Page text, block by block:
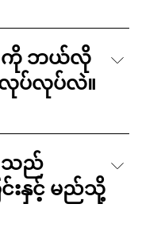
ကို ဘယ်လို
ပ်လုပ်လဲ။
သည်
င်းနှင့် မည်သို့